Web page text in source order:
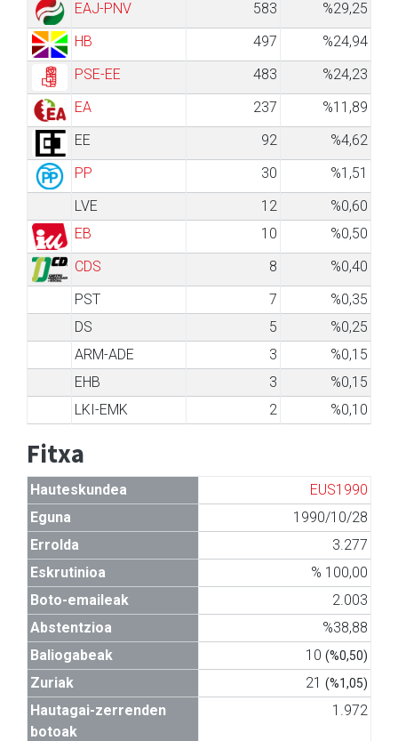
EAJ-PNV
583
%29,25
HB
497
%24,94
PSE-EE
483
%24,23
EA
237
%11,89
EE
92
%4,62
PP
30
%1,51
LVE
12
%0,60
EB
10
%0,50
CDS
8
%0,40
PST
7
%0,35
DS
5
%0,25
ARM-ADE
3
%0,15
EHB
3
%0,15
LKI-EMK
2 %0,10
Fitxa
Hauteskundea
EUS1990
Eguna
1990/10/28
Errolda
3.277
Eskrutinioa
% 100,00
Boto-emaileak
2.003
Abstentzioa
%38,88
Baliogabeak
10 (%0,50)
Zuriak 21 (%1,05)
Hautagai-zerrenden
botoak
1.972